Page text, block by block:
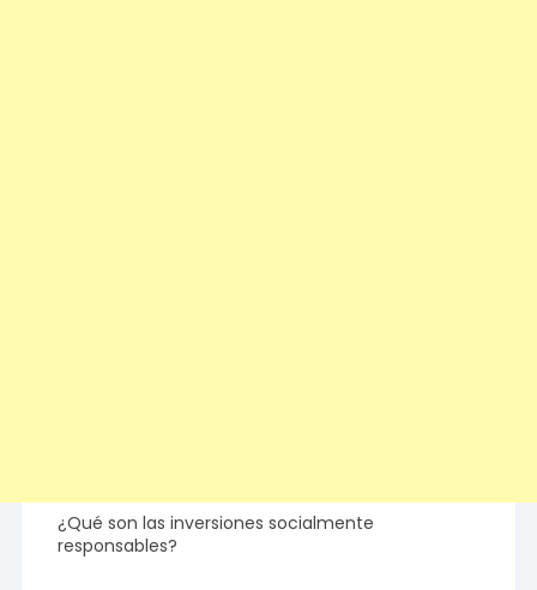
¿Qué son las inversiones socialmente
responsables?